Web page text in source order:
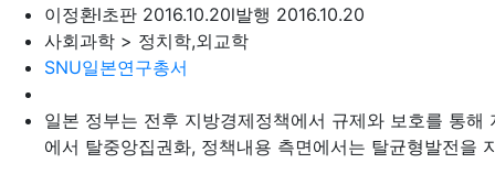
이정환l초판 2016.10.20l발행 2016.10.20
사회과학 > 정치학,외교학
SNU일본연구총서
일본 정부는 전후 지방경제정책에서 규제와 보호를 통
에서 탈중앙집권화, 정책내용 측면에서는 탈균형발전을